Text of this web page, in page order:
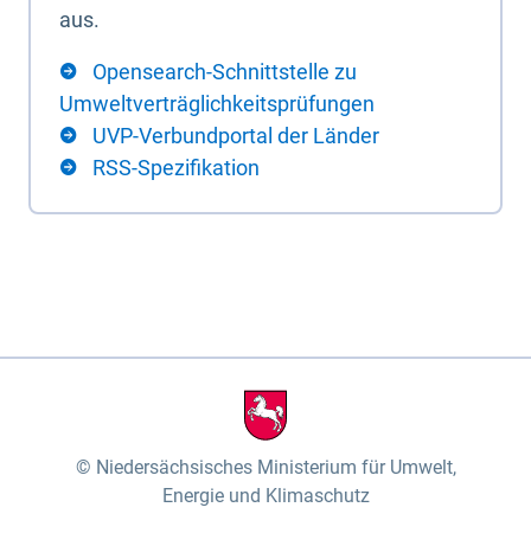
aus.
Opensearch-Schnittstelle zu
Umweltverträglichkeitsprüfungen
UVP-Verbundportal der Länder
RSS-Spezifikation
Niedersächsisches Ministerium für Umwelt,
Energie und Klimaschutz